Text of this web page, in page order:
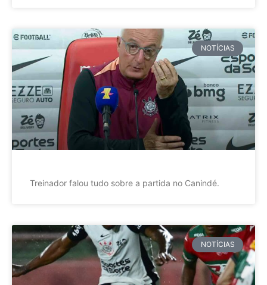
NOTÍCIAS
Treinador falou tudo sobre a partida no Canindé.
NOTÍCIAS